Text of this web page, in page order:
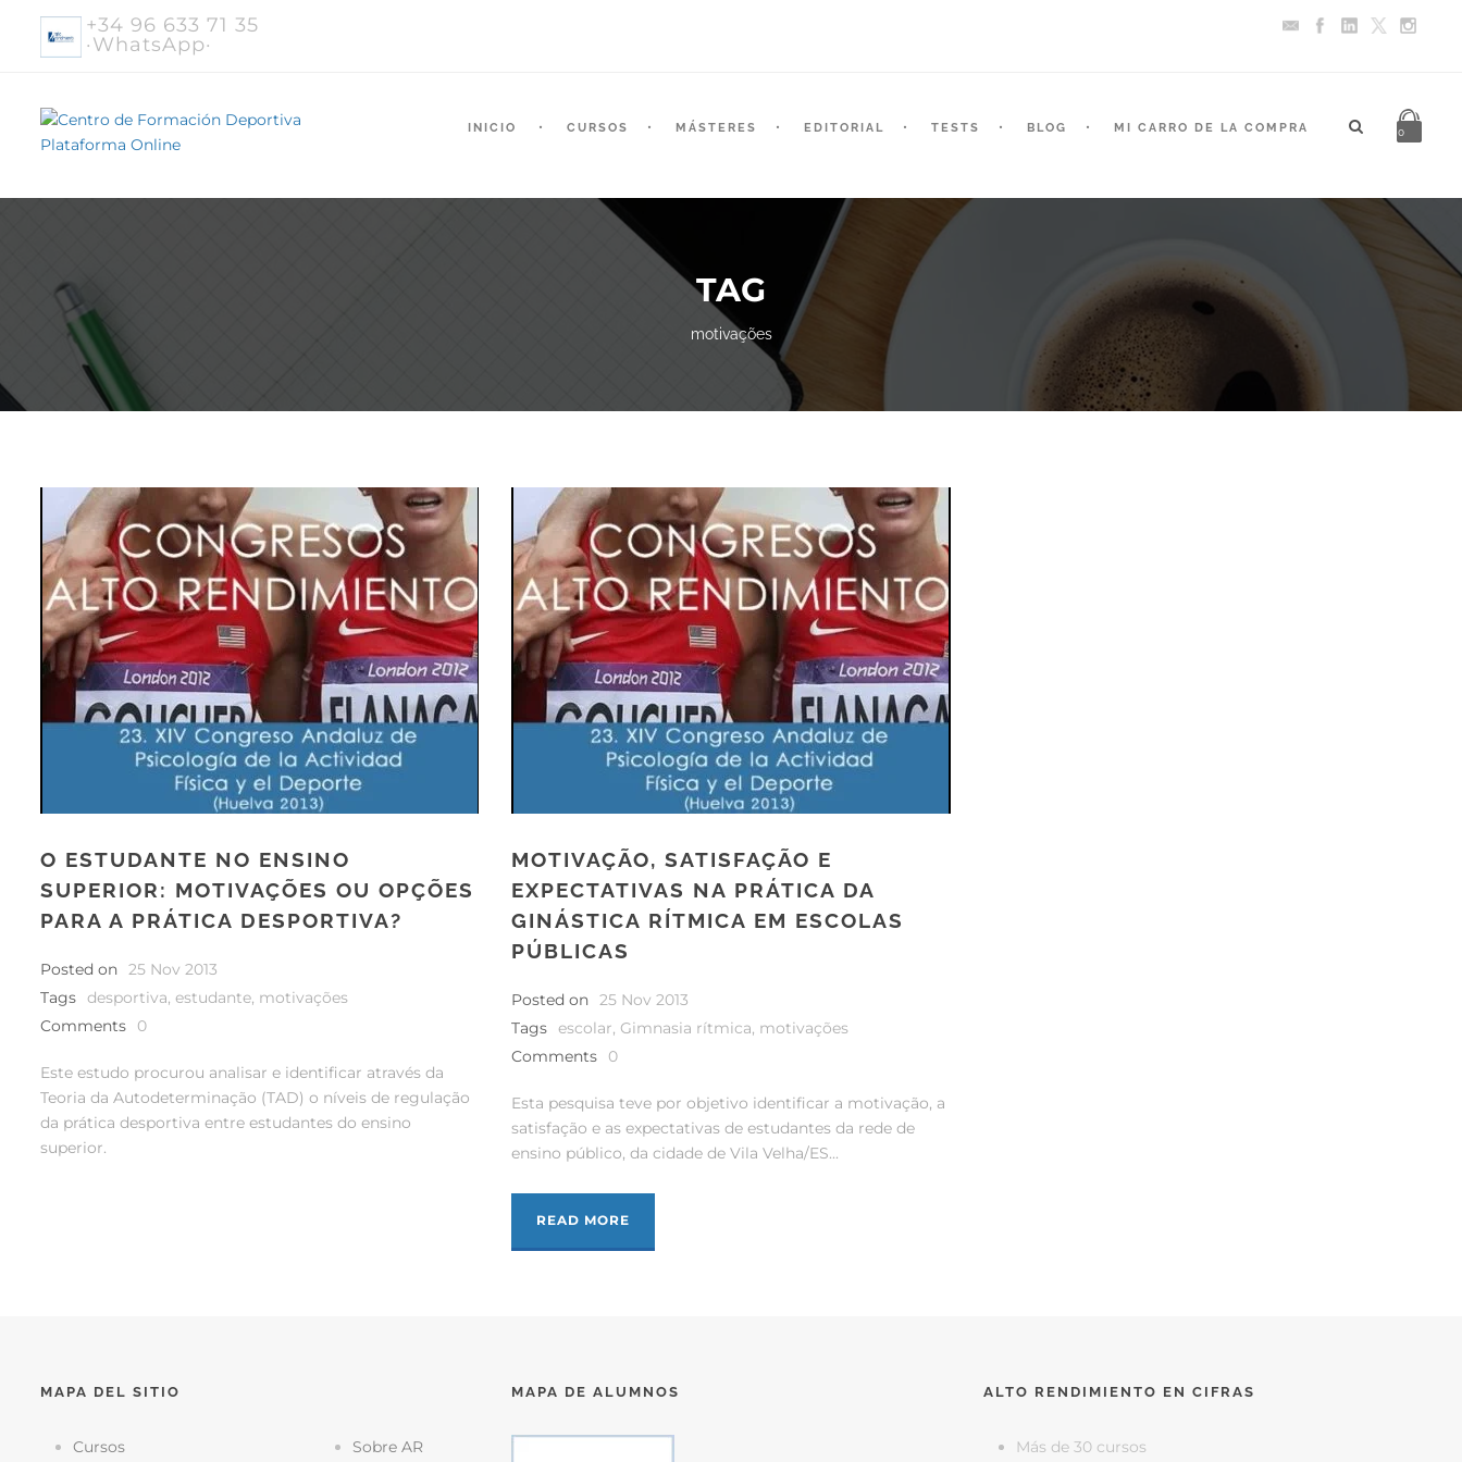
+34 96 633 71 35
·WhatsApp·
INICIO CURSOS MÁSTERES EDITORIAL TESTS BLOG MI CARRO DE LA COMPRA 0
TAG
motivações
O ESTUDANTE NO ENSINO
SUPERIOR: MOTIVAÇÕES OU OPÇÕES
PARA A PRÁTICA DESPORTIVA?
Posted on 25 Nov 2013
Tags desportiva, estudante, motivações
Comments
0
Este estudo procurou analisar e identificar através da
Teoria da Autodeterminação (TAD) o níveis de regulação
da prática desportiva entre estudantes do ensino
superior.
MOTIVAÇÃO, SATISFAÇÃO E
EXPECTATIVAS NA PRÁTICA DA
GINÁSTICA RÍTMICA EM ESCOLAS
PÚBLICAS
Posted on 25 Nov 2013
Tags escolar, Gimnasia rítmica, motivações
Comments
0
Esta pesquisa teve por objetivo identificar a motivação, a
satisfação e as expectativas de estudantes da rede de
ensino público, da cidade de Vila Velha/ES...
READ MORE
MAPA DEL SITIO
Cursos
Sobre AR
MAPA DE ALUMNOS ALTO RENDIMIENTO EN CIFRAS
Más de 30 cursos